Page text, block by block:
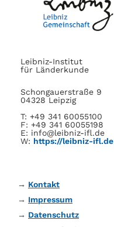
Leibniz-Institut
für Länderkunde
Schongauerstraße 9
04328 Leipzig
T: +49 341 60055100
F: +49 341 60055198
E: info@leibniz-ifl.de
W: https://leibniz-ifl.de
Kontakt
Impressum
Datenschutz